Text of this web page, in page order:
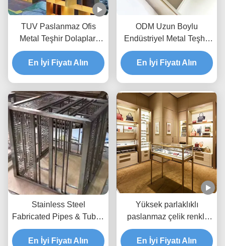
TUV Paslanmaz Ofis
Metal Teşhir Dolapları
Saç Çizgisi Boncuk
Püskürtme Kaplama
En İyi Fiyatı Alın
ODM Uzun Boylu
Endüstriyel Metal Teşhir
Dolabı SUS304 SUS316
Yer Tipi Dolap
En İyi Fiyatı Alın
Stainless Steel
Fabricated Pipes & Tubes
Custom Tanks
En İyi Fiyatı Alın
Yüksek parlaklıklı
paslanmaz çelik renkli
bobin. Korozyona
dayanıklı ve parmak izi
En İyi Fiyatı Alın